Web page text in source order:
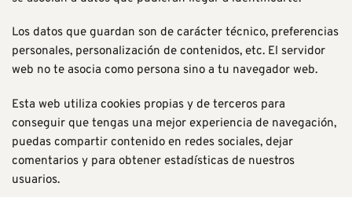
Los datos que guardan son de carácter técnico, preferencias
personales, personalización de contenidos, etc. El servidor
web no te asocia como persona sino a tu navegador web.
Esta web utiliza cookies propias y de terceros para
conseguir que tengas una mejor experiencia de navegación,
puedas compartir contenido en redes sociales, dejar
comentarios y para obtener estadísticas de nuestros
usuarios.